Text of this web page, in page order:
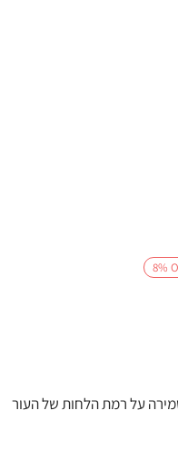
8%
שמירה על רמת הלחות של העור